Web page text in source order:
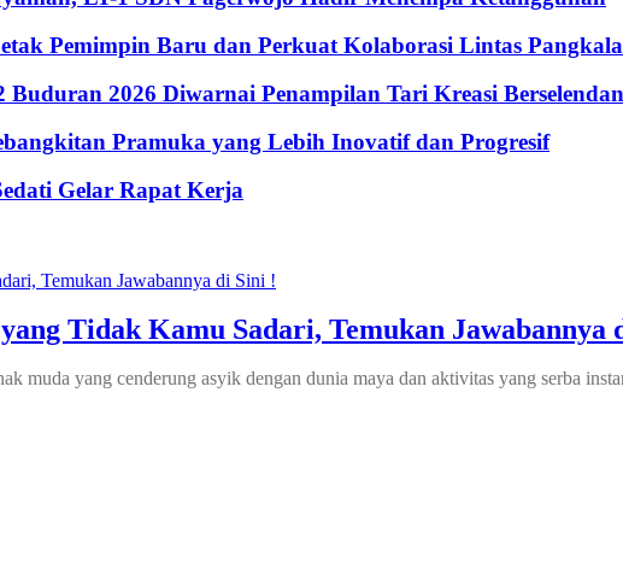
Pemimpin Baru dan Perkuat Kolaborasi Lintas
2026 Diwarnai Penampilan Tari Kreasi
Pramuka yang Lebih Inovatif dan Progresif
Gelar Rapat Kerja
Tidak Kamu Sadari, Temukan Jawabannya
muda yang cenderung asyik dengan dunia maya dan aktivitas yang serba